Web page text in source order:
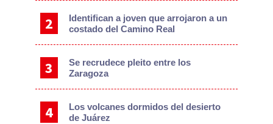
Identifican a joven que arrojaron a un
costado del Camino Real
Se recrudece pleito entre los
Zaragoza
Los volcanes dormidos del desierto
de Juárez